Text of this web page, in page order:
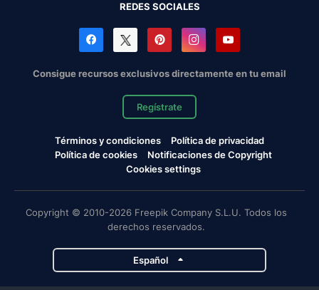
REDES SOCIALES
Consigue recursos exclusivos directamente en tu email
Regístrate
Términos y condiciones
Política de privacidad
Política de cookies
Notificaciones de Copyright
Cookies settings
Copyright © 2010-2026 Freepik Company S.L.U. Todos los
derechos reservados.
Español